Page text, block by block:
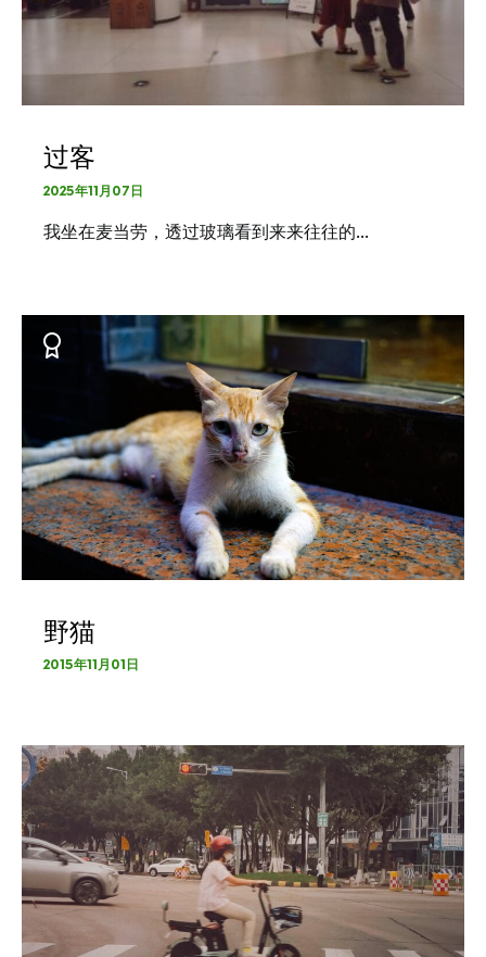
过客
2025年11月07日
我坐在麦当劳，透过玻璃看到来来往往的…
野猫
2015年11月01日